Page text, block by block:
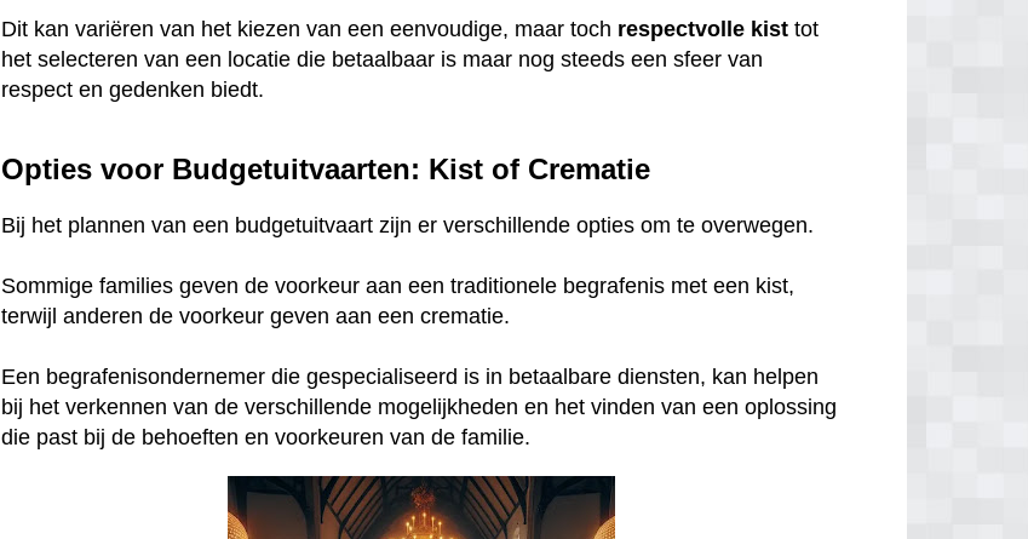
Dit kan variëren van het kiezen van een eenvoudige, maar toch respectvolle kist tot
het selecteren van een locatie die betaalbaar is maar nog steeds een sfeer van
respect en gedenken biedt.
Opties voor Budgetuitvaarten: Kist of Crematie
Bij het plannen van een budgetuitvaart zijn er verschillende opties om te overwegen.
Sommige families geven de voorkeur aan een traditionele begrafenis met een kist,
terwijl anderen de voorkeur geven aan een crematie.
Een begrafenisondernemer die gespecialiseerd is in betaalbare diensten, kan helpen
bij het verkennen van de verschillende mogelijkheden en het vinden van een oplossing
die past bij de behoeften en voorkeuren van de familie.